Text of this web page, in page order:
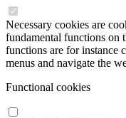
Necessary cookies are
fundamental functions on
functions are for instance
menus and navigate the
Functional cookies